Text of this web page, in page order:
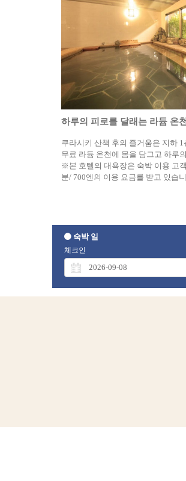
하루의 피로를 달래는 라듐 온천
쿠라시키 산책 후의 즐거움은 지하 1
무료 라듐 온천에 몸을 담그고 하루
※본 호텔의 대욕장은 숙박 이용 고
분/ 700엔의 이용 요금를 받고 있습
숙박 일
체크인